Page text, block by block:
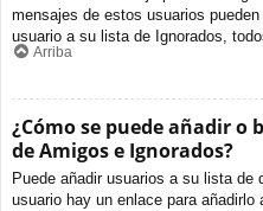
mensajes de estos usuarios
usuario a su lista de Ignorados,
Arriba
¿Cómo se puede añadir
de Amigos e Ignorados?
Puede añadir usuarios a su lista de
usuario hay un enlace para